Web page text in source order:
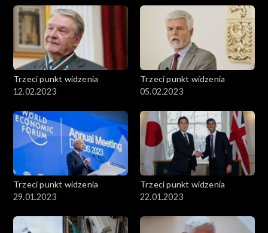
Trzeci punkt widzenia
12.02.2023
Trzeci punkt widzenia
05.02.2023
Trzeci punkt widzenia
29.01.2023
Trzeci punkt widzenia
22.01.2023